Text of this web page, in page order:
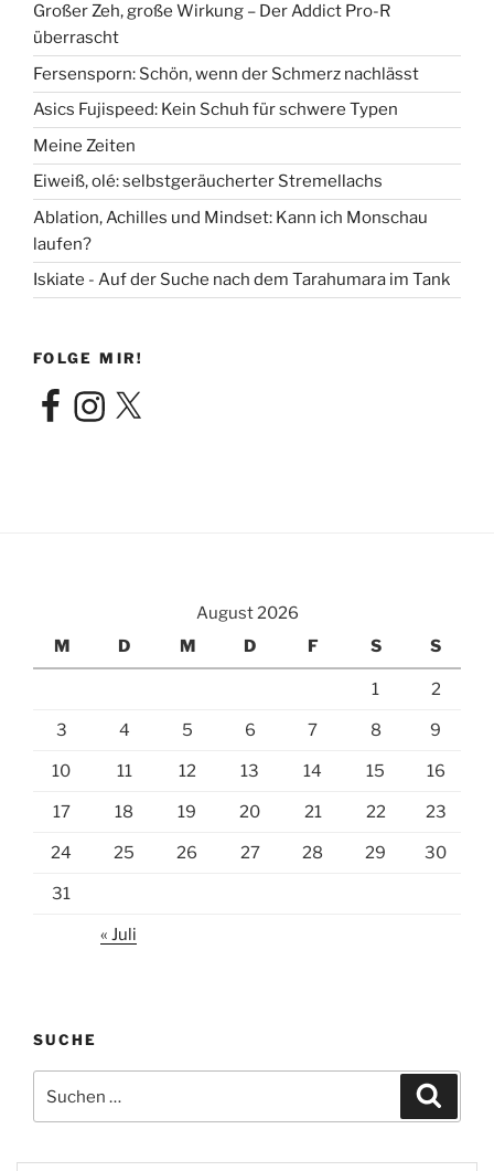
Großer Zeh, große Wirkung – Der Addict Pro-R
überrascht
Fersensporn: Schön, wenn der Schmerz nachlässt
Asics Fujispeed: Kein Schuh für schwere Typen
Meine Zeiten
Eiweiß, olé: selbstgeräucherter Stremellachs
Ablation, Achilles und Mindset: Kann ich Monschau
laufen?
Iskiate - Auf der Suche nach dem Tarahumara im Tank
FOLGE MIR!
FacebookInstagram
X
August 2026
M
D M D F S S
1 2
3 4 5 6 7 8 9
10 11 12 13 14 15 16
17 18 19 20 21 22 23
24 25 26 27 28 29 30
31
« Juli
SUCHE
nach: